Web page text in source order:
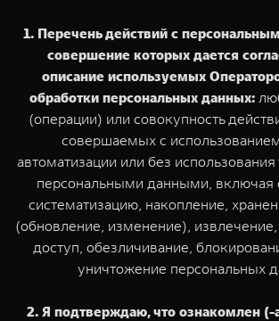
1. Перечень действий с
совершение которых дается
описание используемых
обработки персональных данных:
(операции) или совокупность
совершаемых с
автоматизации или без использования
персональными данными, включая
систематизацию, накопление,
(обновление, изменение),
доступ, обезличивание,
уничтожение персональных
2. Я подтверждаю, что ознакомлен (-